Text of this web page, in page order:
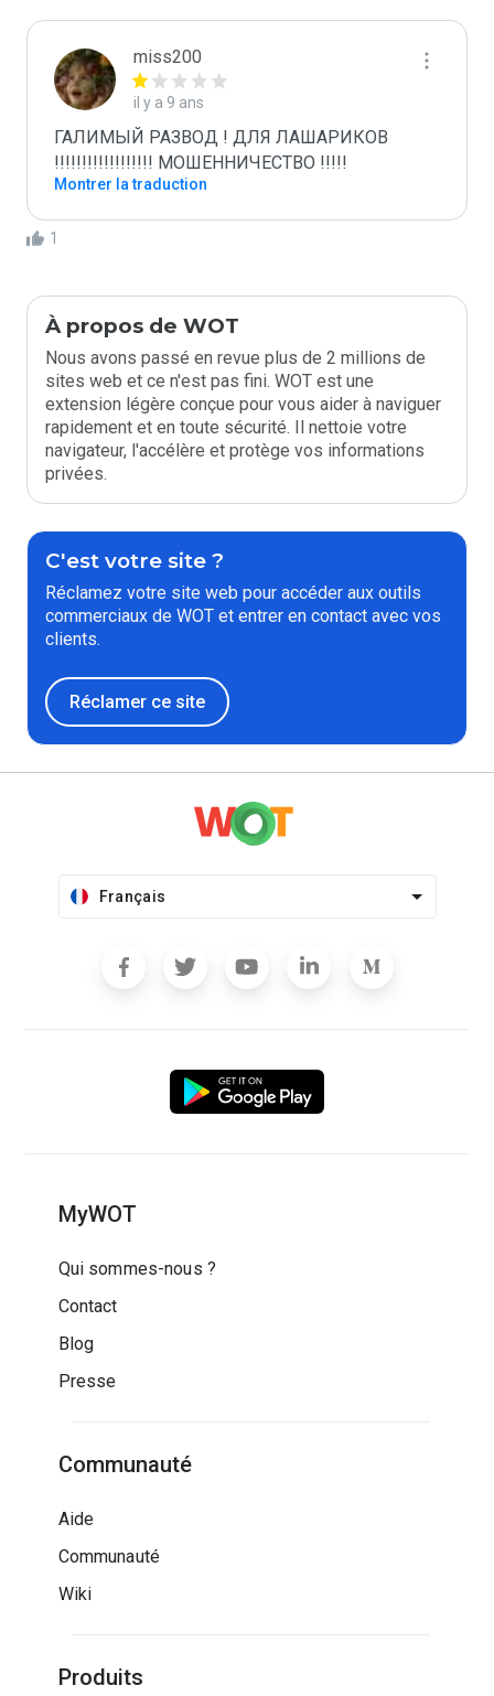
miss200
il y a 9 ans
ГАЛИМЫЙ РАЗВОД ! ДЛЯ ЛАШАРИКОВ
!!!!!!!!!!!!!!!!!! МОШЕННИЧЕСТВО !!!!!
Montrer la traduction
1
À propos de WOT
Nous avons passé en revue plus de 2 millions de
sites web et ce n'est pas fini. WOT est une
extension légère conçue pour vous aider à naviguer
rapidement et en toute sécurité. Il nettoie votre
navigateur, l'accélère et protège vos informations
privées.
C'est votre site ?
Réclamez votre site web pour accéder aux outils
commerciaux de WOT et entrer en contact avec vos
clients.
Réclamer ce site
Français
MyWOT
Qui sommes-nous ?
Contact
Blog
Presse
Communauté
Aide
Communauté
Wiki
Produits